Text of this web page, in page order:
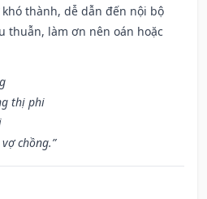
thành, dễ dẫn đến nội bộ
thuẫn, làm ơn nên oán hoặc
thị phi
chồng.”